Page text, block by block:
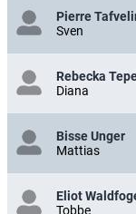
Pierre
Sven
Rebecka
Diana
Bisse Unger
Mattias
Eliot
Tobbe